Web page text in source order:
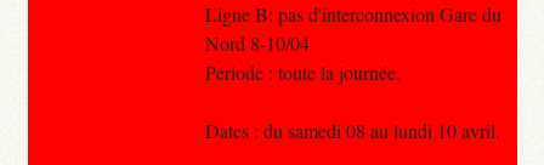
Ligne B: pas d'interconnexion Gare du
Nord 8-10/04
Période : toute la journée.
Dates : du samedi 08 au lundi 10 avril.